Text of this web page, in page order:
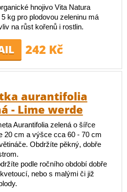
hnojivo Vita Natura
kg pro plodovou zeleninu má
na růst kořenů i rostlin.
242 Kč
aurantifolia
- Lime werde
Aurantifolia zelená o šířce
20 cm a výšce cca 60 - 70 cm
Obdržíte pěkný, dobře
podle ročního období dobře
nebo s malými či již